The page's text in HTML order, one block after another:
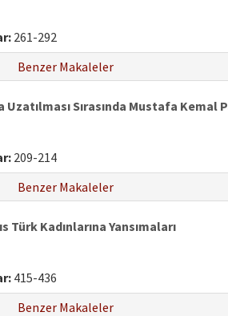
261-292
Benzer Makaleler
Sırasında Mustafa Kemal
209-214
Benzer Makaleler
Türk Kadınlarına Yansımaları
415-436
Benzer Makaleler